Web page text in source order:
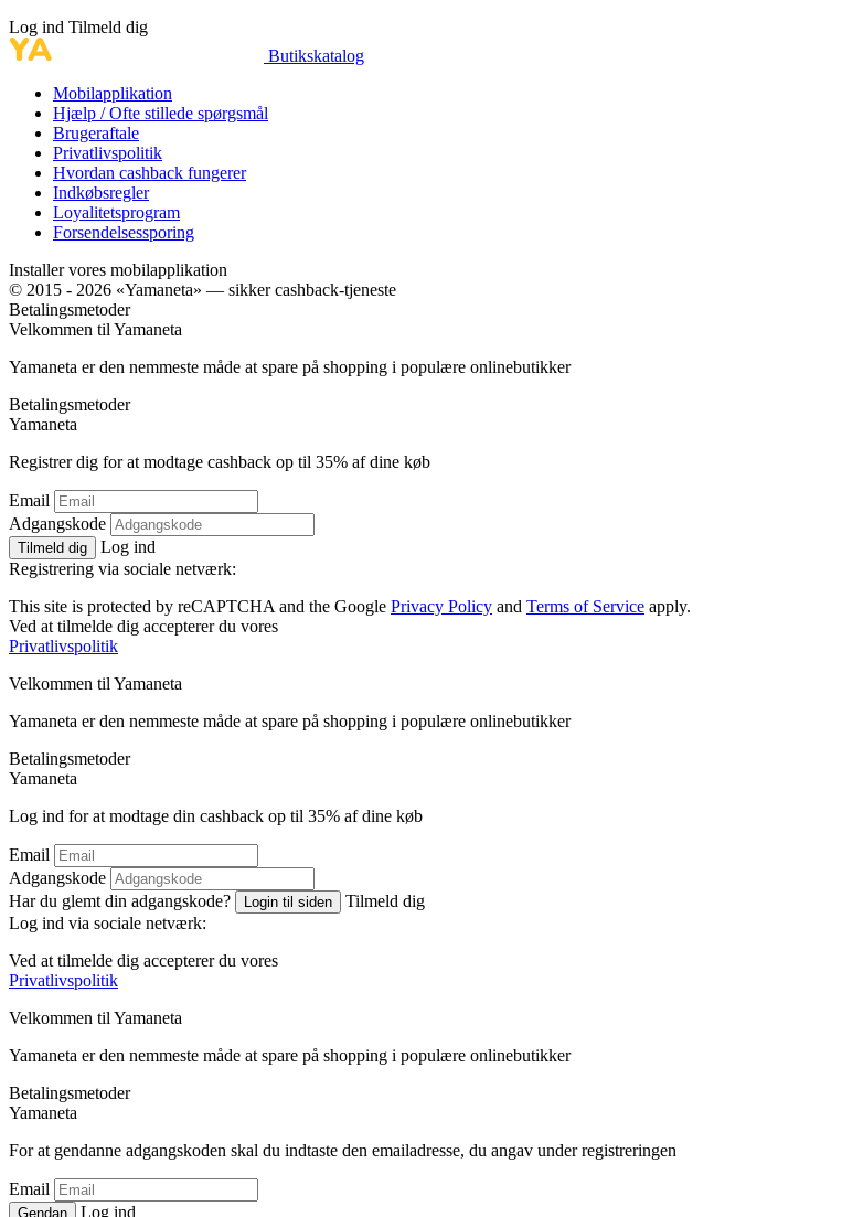
Log ind Tilmeld dig
Butikskatalog
Mobilapplikation
Hjælp / Ofte stillede spørgsmål
Brugeraftale
Privatlivspolitik
Hvordan cashback fungerer
Indkøbsregler
Loyalitetsprogram
Forsendelsessporing
Installer vores mobilapplikation
© 2015 - 2026 «Yamaneta» — sikker cashback-tjeneste
Betalingsmetoder
Velkommen til Yamaneta
Yamaneta er den nemmeste måde at spare på shopping i populære onlinebutikker
Betalingsmetoder
Yamaneta
Registrer dig for at modtage cashback op til 35% af dine køb
Email
Adgangskode
Tilmeld dig
Log ind
Registrering via sociale netværk:
This site is protected by reCAPTCHA and the Google Privacy Policy and Terms of Service apply.
Ved at tilmelde dig accepterer du vores
Privatlivspolitik
Velkommen til Yamaneta
Yamaneta er den nemmeste måde at spare på shopping i populære onlinebutikker
Betalingsmetoder
Yamaneta
Log ind for at modtage din cashback op til 35% af dine køb
Email
Adgangskode
Har du glemt din adgangskode?
Login til siden
Tilmeld dig
Log ind via sociale netværk:
Ved at tilmelde dig accepterer du vores
Privatlivspolitik
Velkommen til Yamaneta
Yamaneta er den nemmeste måde at spare på shopping i populære onlinebutikker
Betalingsmetoder
Yamaneta
For at gendanne adgangskoden skal du indtaste den emailadresse, du angav under registreringen
Email
Gendan Log ind